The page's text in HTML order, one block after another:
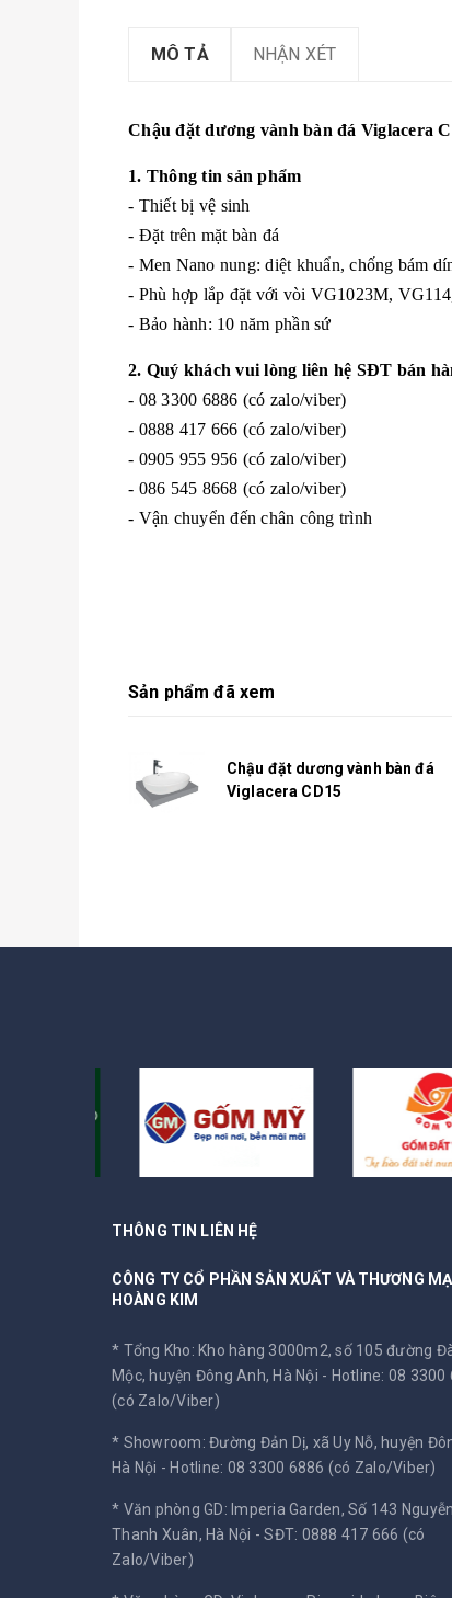
MÔ TẢ NHẬN XÉT
Chậu đặt dương vành bàn đá Viglacera
1. Thông tin sản phẩm
- Thiết bị vệ sinh
- Đặt trên mặt bàn đá
- Men Nano nung: diệt khuẩn, chống bám
- Phù hợp lắp đặt với vòi VG1023M,
- Bảo hành: 10 năm phần sứ
2. Quý khách vui lòng liên hệ SĐT bán
- 08 3300 6886 (có zalo/viber)
- 0888 417 666 (có zalo/viber)
- 0905 955 956 (có zalo/viber)
- 086 545 8668 (có zalo/viber)
- Vận chuyển đến chân công trình
Sản phẩm đã xem
Chậu đặt dương vành bàn đá
Viglacera CD15
THÔNG TIN LIÊN HỆ
CÔNG TY CỔ PHẦN SẢN XUẤT VÀ THƯƠNG
HOÀNG KIM
* Tổng Kho: Kho hàng 3000m2, số 105 đường
Mộc, huyện Đông Anh, Hà Nội - Hotline: 08 3300
(có Zalo/Viber)
* Showroom: Đường Đản Dị, xã Uy Nỗ, huyện
Hà Nội - Hotline: 08 3300 6886 (có Zalo/Viber)
* Văn phòng GD: Imperia Garden, Số 143
Thanh Xuân, Hà Nội -SĐT: 0888 417 666 (có
Zalo/Viber)